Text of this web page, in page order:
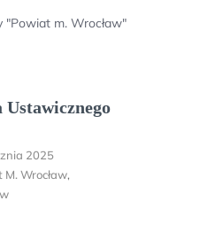
"Powiat m. Wrocław"
Ustawicznego
2025
M. Wrocław,